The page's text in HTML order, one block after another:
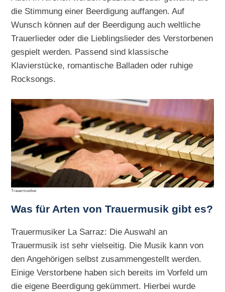
die Stimmung einer Beerdigung auffangen. Auf
Wunsch können auf der Beerdigung auch weltliche
Trauerlieder oder die Lieblingslieder des Verstorbenen
gespielt werden. Passend sind klassische
Klavierstücke, romantische Balladen oder ruhige
Rocksongs.
Trauermusiker
Was für Arten von Trauermusik gibt es?
Trauermusiker La Sarraz: Die Auswahl an
Trauermusik ist sehr vielseitig. Die Musik kann von
den Angehörigen selbst zusammengestellt werden.
Einige Verstorbene haben sich bereits im Vorfeld um
die eigene Beerdigung gekümmert. Hierbei wurde